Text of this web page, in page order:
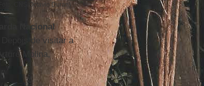
CNS/Octavio Duran)
Nacional
. Depois de visitar a
Molina,